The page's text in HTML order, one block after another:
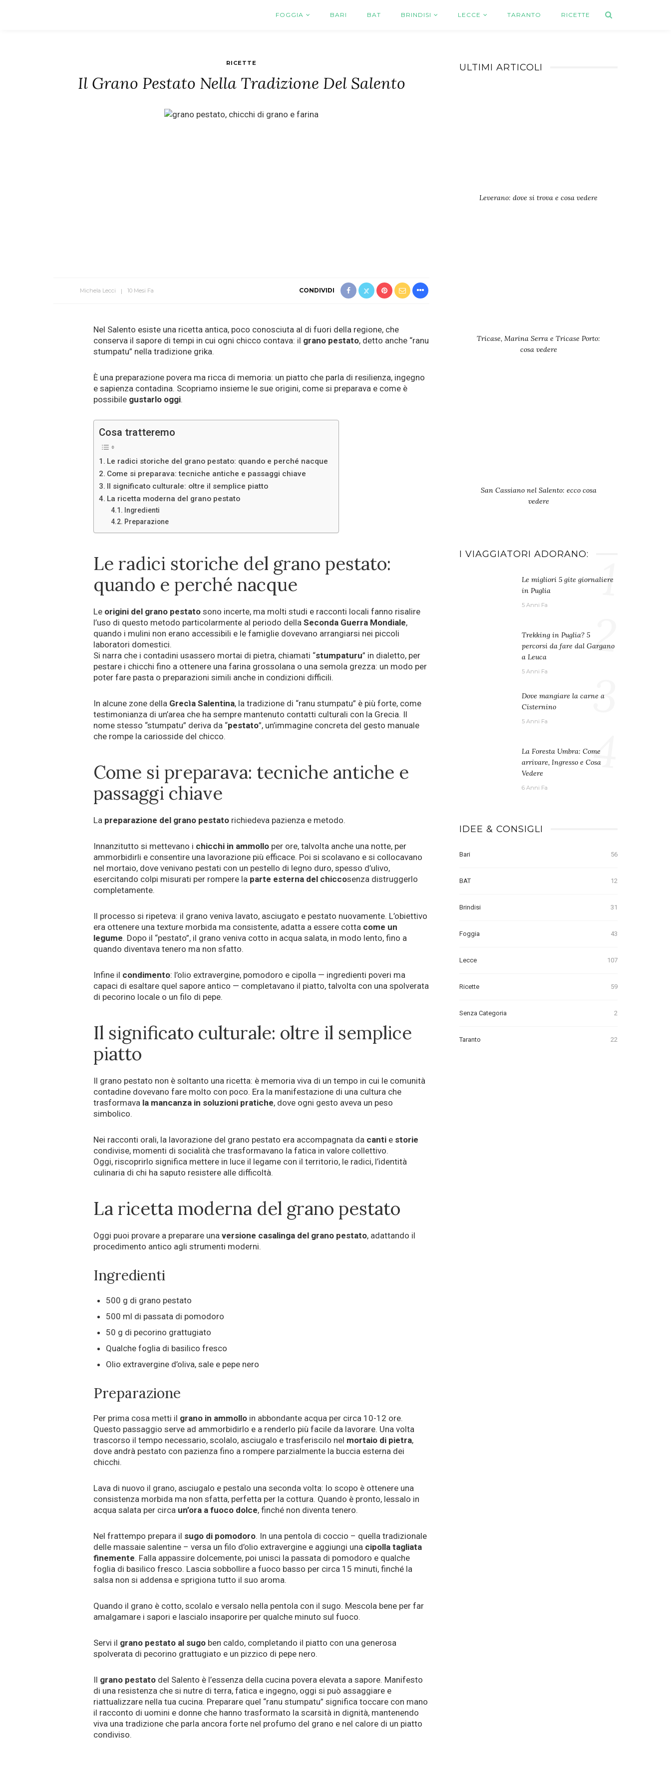
FOGGIA BARI BAT BRINDISI LECCE TARANTO RICETTE
RICETTE
Il Grano Pestato Nella Tradizione Del Salento
Michela Lecci 10 Mesi Fa CONDIVIDI
Nel Salento esiste una ricetta antica, poco conosciuta al di fuori della regione, che
conserva il sapore di tempi in cui ogni chicco contava: il grano pestato, detto anche “ranu
stumpatu” nella tradizione grika.
È una preparazione povera ma ricca di memoria: un piatto che parla di resilienza, ingegno
e sapienza contadina. Scopriamo insieme le sue origini, come si preparava e come è
possibile gustarlo oggi.
Cosa tratteremo
Le radici storiche del grano pestato: quando e perché nacque
Come si preparava: tecniche antiche e passaggi chiave
Il significato culturale: oltre il semplice piatto
La ricetta moderna del grano pestato
Ingredienti
Preparazione
Le radici storiche del grano pestato:
quando e perché nacque
Le origini del grano pestato sono incerte, ma molti studi e racconti locali fanno risalire
l’uso di questo metodo particolarmente al periodo della Seconda Guerra Mondiale,
quando i mulini non erano accessibili e le famiglie dovevano arrangiarsi nei piccoli
laboratori domestici.
Si narra che i contadini usassero mortai di pietra, chiamati “stumpaturu” in dialetto, per
pestare i chicchi fino a ottenere una farina grossolana o una semola grezza: un modo per
poter fare pasta o preparazioni simili anche in condizioni difficili.
In alcune zone della Grecìa Salentina, la tradizione di “ranu stumpatu” è più forte, come
testimonianza di un’area che ha sempre mantenuto contatti culturali con la Grecia. Il
nome stesso “stumpatu” deriva da “pestato”, un’immagine concreta del gesto manuale
che rompe la cariosside del chicco.
Come si preparava: tecniche antiche e
passaggi chiave
La preparazione del grano pestato richiedeva pazienza e metodo.
Innanzitutto si mettevano i chicchi in ammollo per ore, talvolta anche una notte, per
ammorbidirli e consentire una lavorazione più efficace. Poi si scolavano e si collocavano
nel mortaio, dove venivano pestati con un pestello di legno duro, spesso d’ulivo,
esercitando colpi misurati per rompere la parte esterna del chiccosenza distruggerlo
completamente.
Il processo si ripeteva: il grano veniva lavato, asciugato e pestato nuovamente. L’obiettivo
era ottenere una texture morbida ma consistente, adatta a essere cotta come un
legume. Dopo il “pestato”, il grano veniva cotto in acqua salata, in modo lento, fino a
quando diventava tenero ma non sfatto.
Infine il condimento: l’olio extravergine, pomodoro e cipolla — ingredienti poveri ma
capaci di esaltare quel sapore antico — completavano il piatto, talvolta con una spolverata
di pecorino locale o un filo di pepe.
Il significato culturale: oltre il semplice
piatto
Il grano pestato non è soltanto una ricetta: è memoria viva di un tempo in cui le comunità
contadine dovevano fare molto con poco. Era la manifestazione di una cultura che
trasformava la mancanza in soluzioni pratiche, dove ogni gesto aveva un peso
simbolico.
Nei racconti orali, la lavorazione del grano pestato era accompagnata da canti e storie
condivise, momenti di socialità che trasformavano la fatica in valore collettivo.
Oggi, riscoprirlo significa mettere in luce il legame con il territorio, le radici, l’identità
culinaria di chi ha saputo resistere alle difficoltà.
La ricetta moderna del grano pestato
Oggi puoi provare a preparare una versione casalinga del grano pestato, adattando il
procedimento antico agli strumenti moderni.
Ingredienti
500 g di grano pestato
500 ml di passata di pomodoro
50 g di pecorino grattugiato
Qualche foglia di basilico fresco
Olio extravergine d’oliva, sale e pepe nero
Preparazione
Per prima cosa metti il grano in ammollo in abbondante acqua per circa 10-12 ore.
Questo passaggio serve ad ammorbidirlo e a renderlo più facile da lavorare. Una volta
trascorso il tempo necessario, scolalo, asciugalo e trasferiscilo nel mortaio di pietra,
dove andrà pestato con pazienza fino a rompere parzialmente la buccia esterna dei
chicchi.
Lava di nuovo il grano, asciugalo e pestalo una seconda volta: lo scopo è ottenere una
consistenza morbida ma non sfatta, perfetta per la cottura. Quando è pronto, lessalo in
acqua salata per circa un’ora a fuoco dolce, finché non diventa tenero.
Nel frattempo prepara il sugo di pomodoro. In una pentola di coccio – quella tradizionale
delle massaie salentine – versa un filo d’olio extravergine e aggiungi una cipolla tagliata
finemente. Falla appassire dolcemente, poi unisci la passata di pomodoro e qualche
foglia di basilico fresco. Lascia sobbollire a fuoco basso per circa 15 minuti, finché la
salsa non si addensa e sprigiona tutto il suo aroma.
Quando il grano è cotto, scolalo e versalo nella pentola con il sugo. Mescola bene per far
amalgamare i sapori e lascialo insaporire per qualche minuto sul fuoco.
Servi il grano pestato al sugo ben caldo, completando il piatto con una generosa
spolverata di pecorino grattugiato e un pizzico di pepe nero.
Il grano pestato del Salento è l’essenza della cucina povera elevata a sapore. Manifesto
di una resistenza che si nutre di terra, fatica e ingegno, oggi si può assaggiare e
riattualizzare nella tua cucina. Preparare quel “ranu stumpatu” significa toccare con mano
il racconto di uomini e donne che hanno trasformato la scarsità in dignità, mantenendo
viva una tradizione che parla ancora forte nel profumo del grano e nel calore di un piatto
condiviso.
ULTIMI ARTICOLI
Leverano: dove si trova e cosa vedere
Tricase, Marina Serra e Tricase Porto:
cosa vedere
San Cassiano nel Salento: ecco cosa
vedere
I VIAGGIATORI ADORANO:
Le migliori 5 gite giornaliere
in Puglia
5 Anni Fa 1
Trekking in Puglia? 5
percorsi da fare dal Gargano
a Leuca
5 Anni Fa
2
Dove mangiare la carne a
Cisternino
5 Anni Fa 3
La Foresta Umbra: Come
arrivare, Ingresso e Cosa
Vedere
6 Anni Fa
4
IDEE & CONSIGLI
Bari 56
BAT 12
Brindisi 31
Foggia 43
Lecce 107
Ricette 59
Senza Categoria 2
Taranto 22